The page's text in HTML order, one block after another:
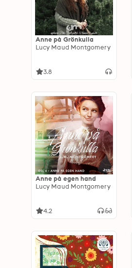
Anne på Grönkulla
Lucy Maud Montgomery
3.8
Anne på egen hand
Lucy Maud Montgomery
4.2